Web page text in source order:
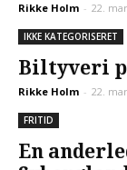
Rikke Holm - 22.
IKKE KATEGORISERET
Biltyveri
Rikke Holm - 22.
FRITID
En